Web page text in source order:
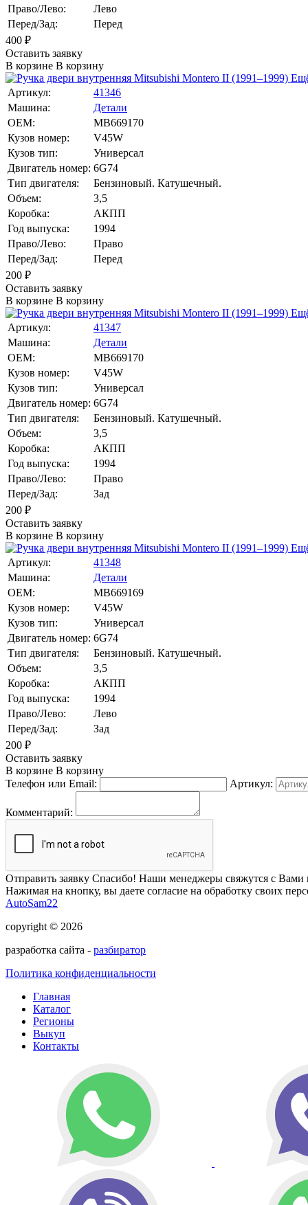
Право/Лево:
Лево
Перед/Зад:
Перед
400 ₽
Оставить заявку
В корзине В корзину
Артикул:
41346
Машина:
Детали
OEM:
MB669170
Кузов номер:
V45W
Кузов тип:
Универсал
Двигатель номер: 6G74
Тип двигателя:
Бензиновый. Катушечный.
Объем:
3,5
Коробка:
АКПП
Год выпуска:
1994
Право/Лево:
Право
Перед/Зад:
Перед
200 ₽
Оставить заявку
В корзине В корзину
Артикул:
41347
Машина:
Детали
OEM:
MB669170
Кузов номер:
V45W
Кузов тип:
Универсал
Двигатель номер: 6G74
Тип двигателя:
Бензиновый. Катушечный.
Объем:
3,5
Коробка:
АКПП
Год выпуска:
1994
Право/Лево:
Право
Перед/Зад:
Зад
200 ₽
Оставить заявку
В корзине В корзину
Артикул:
41348
Машина:
Детали
OEM:
MB669169
Кузов номер:
V45W
Кузов тип:
Универсал
Двигатель номер: 6G74
Тип двигателя:
Бензиновый. Катушечный.
Объем:
3,5
Коробка:
АКПП
Год выпуска:
1994
Право/Лево:
Лево
Перед/Зад:
Зад
200 ₽
Оставить заявку
В корзине В корзину
Телефон или Email:
Артикул:
Комментарий:
Отправить заявку Спасибо! Наши менеджеры свяжутся с Вами
Нажимая на кнопку, вы даете согласие на обработку своих
AutoSam22
copyright © 2026
разработка сайта - разбиратор
Политика конфиденциальности
Главная
Каталог
Регионы
Выкуп
Контакты